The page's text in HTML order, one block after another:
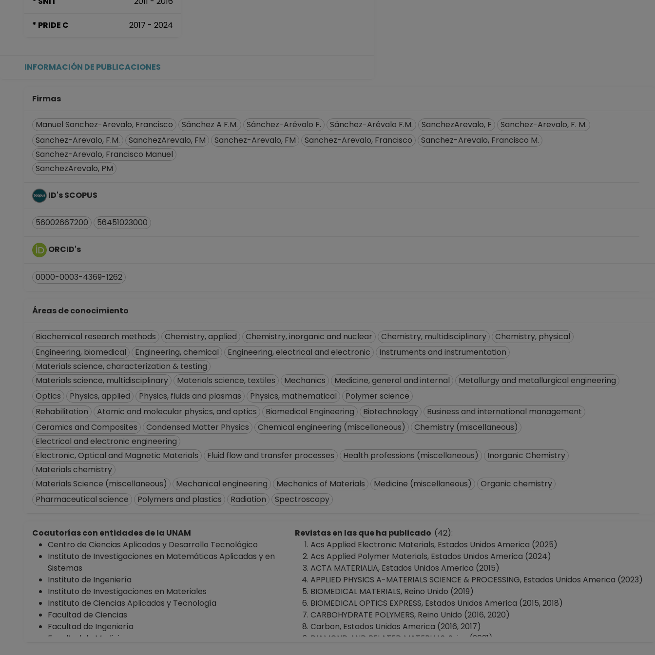
PROFESOR ASIGNATURA A TP No Definitivo
Desde 16-03-2008 hasta 15-08-2011
Desde 01-03-2008 hasta 01-10-2009
* PRIDE C 2017 - 2024
INFORMACIÓN DE PUBLICACIONES
Firmas
Manuel Sanchez-Arevalo, Francisco Sánchez A F.M. Sánchez-Arévalo F. Sánchez-Arévalo F.M. SanchezArevalo, F
Sanchez-Arevalo, F. M.
Sanchez-Arevalo, F.M.
SanchezArevalo, FM Sanchez-Arevalo, FM Sanchez-Arevalo, Francisco
Sanchez-Arevalo, Francisco M.
Sanchez-Arevalo, Francisco Manuel
SanchezArevalo, PM
ID's SCOPUS
56002667200 56451023000
ORCID's
0000-0003-4369-1262
Áreas de conocimiento
Biochemical research methods Chemistry, applied Chemistry, inorganic and nuclear Chemistry, multidisciplinary
Chemistry, physical
Engineering, biomedical
Engineering, chemical Engineering, electrical and electronic
Instruments and instrumentation
Materials science, characterization & testing
Materials science, multidisciplinary
Materials science, textiles Mechanics Medicine, general and internal
Metallurgy and metallurgical engineering
Optics
Physics, applied Physics, fluids and plasmas Physics, mathematical
Polymer science
Rehabilitation
Atomic and molecular physics, and optics Biomedical Engineering Biotechnology
Business and international management
Ceramics and Composites
Condensed Matter Physics Chemical engineering (miscellaneous)
Chemistry (miscellaneous)
Electrical and electronic engineering
Electronic, Optical and Magnetic Materials
Fluid flow and transfer processes Health professions (miscellaneous)
Inorganic Chemistry
Materials chemistry
Materials Science (miscellaneous)
Mechanical engineering Mechanics of Materials Medicine (miscellaneous)
Organic chemistry
Pharmaceutical science
Polymers and plastics Radiation Spectroscopy
Coautorías con entidades de la UNAM
Centro de Ciencias Aplicadas y Desarrollo Tecnológico
Instituto de Investigaciones en Matemáticas Aplicadas y en
Sistemas
Instituto de Ingeniería
Instituto de Investigaciones en Materiales
Instituto de Ciencias Aplicadas y Tecnología
Facultad de Ciencias
Facultad de Ingeniería
Facultad de Medicina
Revistas en las que ha publicado (42):
Acs Applied Electronic Materials, Estados Unidos America (2025)
Acs Applied Polymer Materials, Estados Unidos America (2024)
ACTA MATERIALIA, Estados Unidos America (2015)
APPLIED PHYSICS A-MATERIALS SCIENCE & PROCESSING, Estados Unidos America (2023)
BIOMEDICAL MATERIALS, Reino Unido (2019)
BIOMEDICAL OPTICS EXPRESS, Estados Unidos America (2015, 2018)
CARBOHYDRATE POLYMERS, Reino Unido (2016, 2020)
Carbon, Estados Unidos America (2016, 2017)
DIAMOND AND RELATED MATERIALS, Suiza (2021)